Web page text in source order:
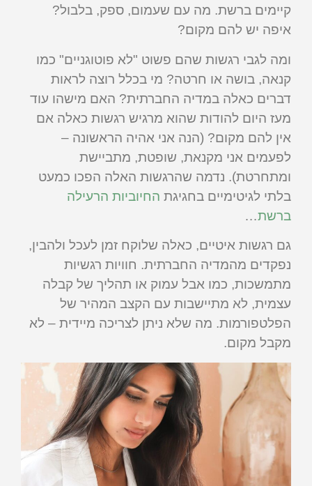
קיימים ברשת. מה עם שעמום, ספק, בלבול?
איפה יש להם מקום?
ומה לגבי רגשות שהם פשוט "לא פוטוגניים" כמו
קנאה, בושה או חרטה? מי בכלל רוצה לראות
דברים כאלה במדיה החברתית? האם מישהו עוד
מעז היום להודות שהוא מרגיש רגשות כאלה אם
אין להם מקום? (הנה אני אהיה הראשונה –
לפעמים אני מקנאת, שופטת, מתביישת
ומתחרטת). נדמה שהרגשות האלה הפכו כמעט
בלתי לגיטימיים בחגיגת החיוביות הרעילה
ברשת…
גם רגשות איטיים, כאלה שלוקח זמן לעכל ולהבין,
נפקדים מהמדיה החברתית. חוויות רגשיות
מתמשכות, כמו אבל עמוק או תהליך של קבלה
עצמית, לא מתיישבות עם הקצב המהיר של
הפלטפורמות. מה שלא ניתן לצריכה מיידית – לא
מקבל מקום.